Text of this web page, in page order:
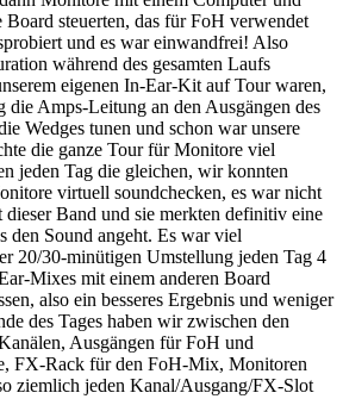
Board steuerten, das für FoH verwendet
und es war einwandfrei! Also
während des gesamten Laufs
eigenen In-Ear-Kit auf Tour waren,
die Amps-Leitung an den Ausgängen des
Wedges tunen und schon war unsere
die ganze Tour für Monitore viel
jeden Tag die gleichen, wir konnten
virtuell soundchecken, es war nicht
dieser Band und sie merkten definitiv eine
den Sound angeht. Es war viel
20/30-minütigen Umstellung jeden Tag 4
Mixes mit einem anderen Board
also ein besseres Ergebnis und weniger
des Tages haben wir zwischen den
Ausgängen für FoH und
FX-Rack für den FoH-Mix, Monitoren
ziemlich jeden Kanal/Ausgang/FX-Slot